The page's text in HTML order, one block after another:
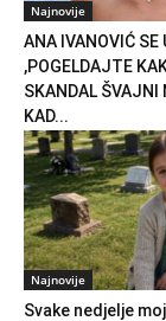
Najnovije
ANA IVANOVIĆ SE
,POGELDAJTE
SKANDAL ŠVAJNI
KAD...
Najnovije
Svake nedjelje